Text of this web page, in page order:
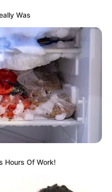
Was
Hours Of Work!